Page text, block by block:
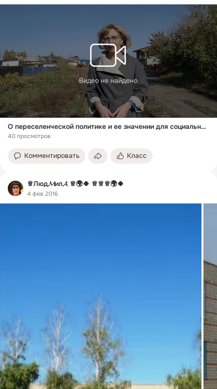
Видео не найдено
О переселенческой политике и ее значении для социально экономического развития Сибири и Алтая
40 просмотров
Комментировать Класс
♕Люд𝓜ил𝓐 ♕🌍🍀 ♕♕♕🌍🍀
4 фев 2016